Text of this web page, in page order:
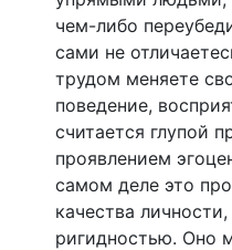
чем-либо
сами не
трудом меняете
поведение,
считается глупой
проявлением
самом деле это
качества
ригидностью. Оно